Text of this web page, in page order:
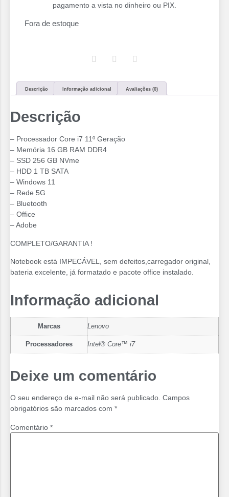
pagamento a vista no dinheiro ou PIX.
Fora de estoque
Descrição Informação adicional Avaliações (0)
Descrição
– Processador Core i7 11º Geração
– Memória 16 GB RAM DDR4
– SSD 256 GB NVme
– ⁠HDD 1 TB SATA
– Windows 11
– Rede 5G
– Bluetooth
– Office
– Adobe
COMPLETO/GARANTIA !
Notebook está IMPECÁVEL, sem defeitos,carregador original,
bateria excelente, já formatado e pacote office instalado.
Informação adicional
Marcas Lenovo
Processadores Intel® Core™ i7
Deixe um comentário
O seu endereço de e-mail não será publicado. Campos
obrigatórios são marcados com *
Comentário *